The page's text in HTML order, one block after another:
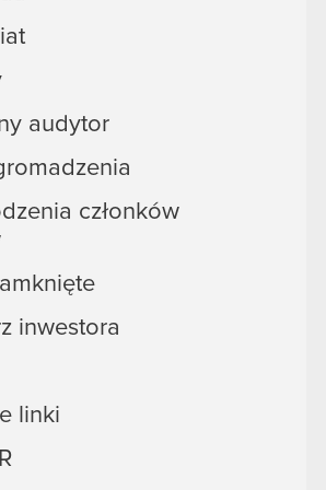
audytor
członków
inwestora
linki